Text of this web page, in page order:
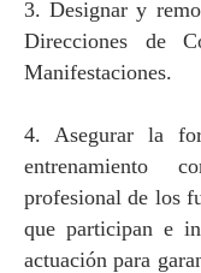
3. Designar y
Direcciones de
Manifestaciones.
4. Asegurar la
entrenamiento
profesional de los
que participan e
actuación para